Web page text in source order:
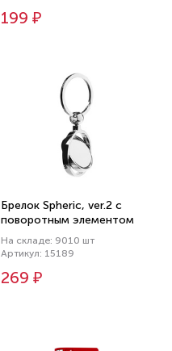
199 ₽
Брелок Spheric, ver.2 с
поворотным элементом
На складе: 9010 шт
Артикул: 15189
269 ₽